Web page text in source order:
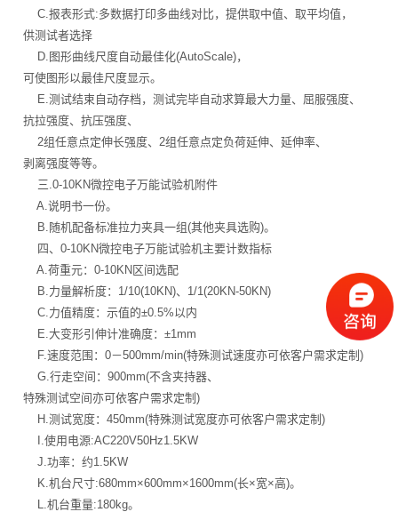
C.报表形式:多数据打印多曲线对比，提供取中值、取平均值，
供测试者选择
D.图形曲线尺度自动最佳化(AutoScale)，
可使图形以最佳尺度显示。
E.测试结束自动存档，测试完毕自动求算最大力量、屈服强度、
抗拉强度、抗压强度、
2组任意点定伸长强度、2组任意点定负荷延伸、延伸率、
剥离强度等等。
三.0-10KN微控电子万能试验机附件
A.说明书一份。
B.随机配备标准拉力夹具一组(其他夹具选购)。
四、0-10KN微控电子万能试验机主要计数指标
A.荷重元：0-10KN区间选配
B.力量解析度：1/10(10KN)、1/1(20KN-50KN)
C.力值精度：示值的±0.5%以内
E.大变形引伸计准确度：±1mm
F.速度范围：0－500mm/min(特殊测试速度亦可依客户需求定制)
G.行走空间：900mm(不含夹持器、
特殊测试空间亦可依客户需求定制)
H.测试宽度：450mm(特殊测试宽度亦可依客户需求定制)
I.使用电源:AC220V50Hz1.5KW
J.功率：约1.5KW
K.机台尺寸:680mm×600mm×1600mm(长×宽×高)。
L.机台重量:180kg。